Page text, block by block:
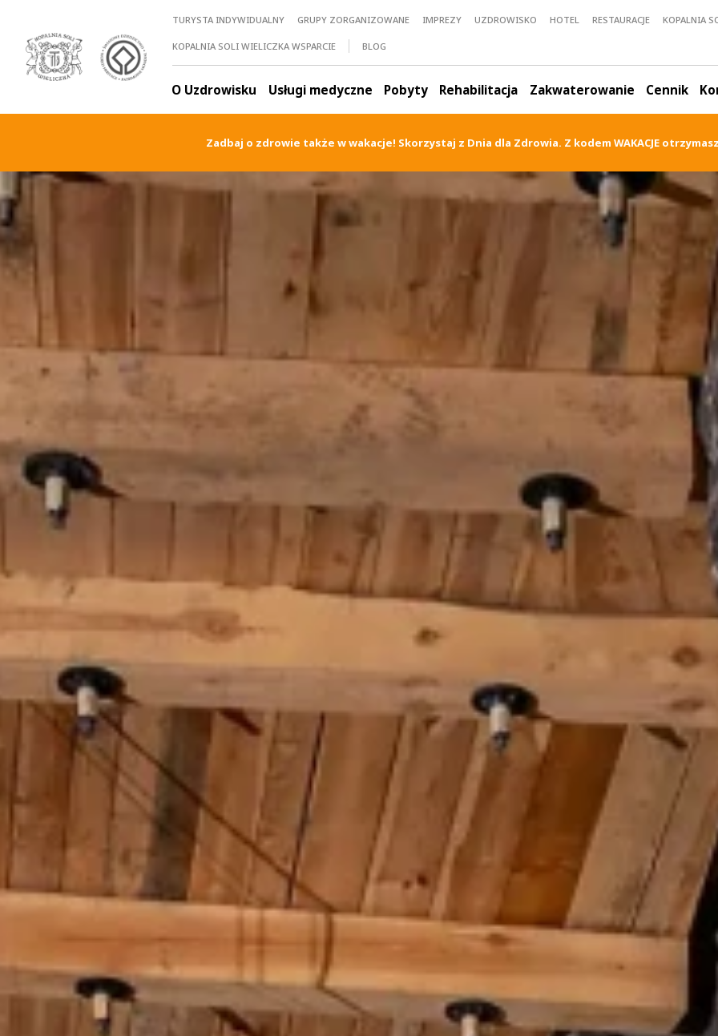
TURYSTA INDYWIDUALNY GRUPY ZORGANIZOWANE IMPREZY UZDROWISKO HOTEL RESTAURACJE
KOPALNIA
KOPALNIA SOLI WIELICZKA WSPARCIE
BLOG
O Uzdrowisku Usługi medyczne Pobyty Rehabilitacja Zakwaterowanie Cennik
Zadbaj o zdrowie także w wakacje! Skorzystaj z Dnia dla Zdrowia. Z kodem WAKACJE